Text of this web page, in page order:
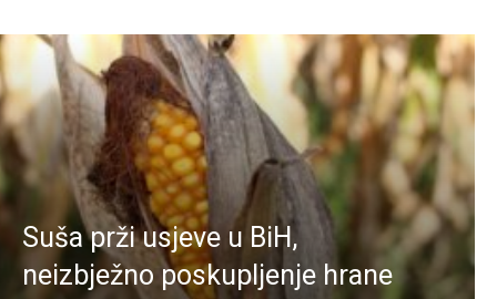
Suša prži usjeve u BiH,
neizbježno poskupljenje hrane